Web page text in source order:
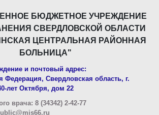
БЮДЖЕТНОЕ УЧРЕЖДЕНИЕ
СВЕРДЛОВСКОЙ ОБЛАСТИ
ЦЕНТРАЛЬНАЯ РАЙОННАЯ
БОЛЬНИЦА"
и почтовый адрес:
Федерация, Свердловская область, г.
лет Октября, дом 22
врача: 8 (34342) 2-42-77